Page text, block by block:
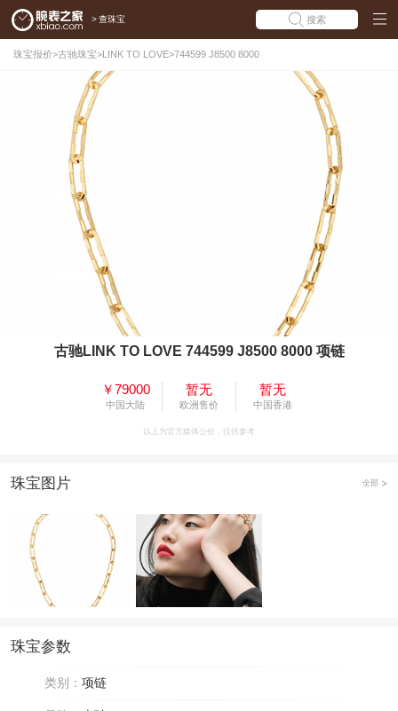
> 查珠宝 搜索
珠宝报价>古驰珠宝>LINK TO LOVE>744599 J8500 8000
古驰LINK TO LOVE 744599 J8500 8000 项链
￥79000
中国大陆
暂无
欧洲售价
暂无
中国香港
以上为官方媒体公价，仅供参考
珠宝图片 全部
珠宝参数
类别： 项链